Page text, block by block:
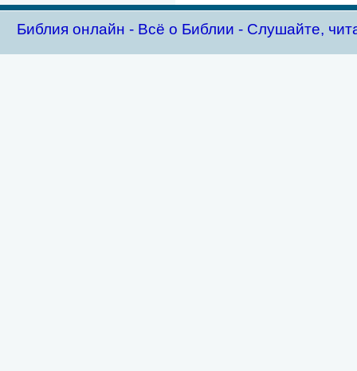
Библия oнлайн - Всё о Библии - Слушайте,